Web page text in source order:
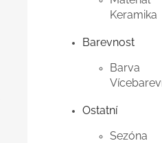
Keramika
Barevnost
Barva
Ostatní
Sezóna